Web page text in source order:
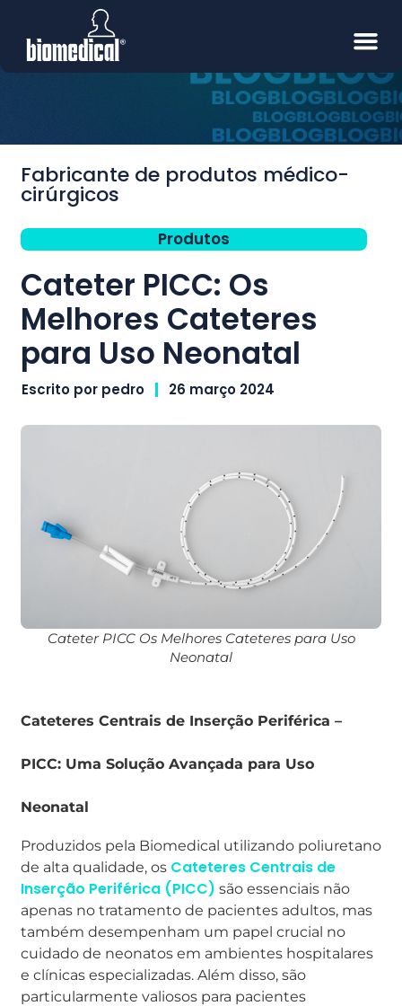
Fabricante de produtos médico-
cirúrgicos
Produtos
Cateter PICC: Os
Melhores Cateteres
para Uso Neonatal
Escrito por pedro 26 março 2024
Cateter PICC Os Melhores Cateteres para Uso
Neonatal
Cateteres Centrais de Inserção Periférica –
PICC: Uma Solução Avançada para Uso
Neonatal
Produzidos pela Biomedical utilizando poliuretano
de alta qualidade, os Cateteres Centrais de
Inserção Periférica (PICC) são essenciais não
apenas no tratamento de pacientes adultos, mas
também desempenham um papel crucial no
cuidado de neonatos em ambientes hospitalares
e clínicas especializadas. Além disso, são
particularmente valiosos para pacientes